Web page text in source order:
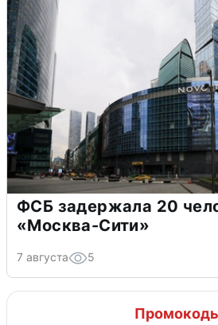
ФСБ задержала 20
«Москва-Сити»
7 августа 5